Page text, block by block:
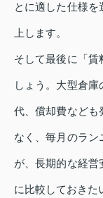
とに適した仕様
上します。
そして最後に「賃
しょう。大型倉
代、償却費なども
なく、毎月のラン
が、長期的な経
に比較しておきた